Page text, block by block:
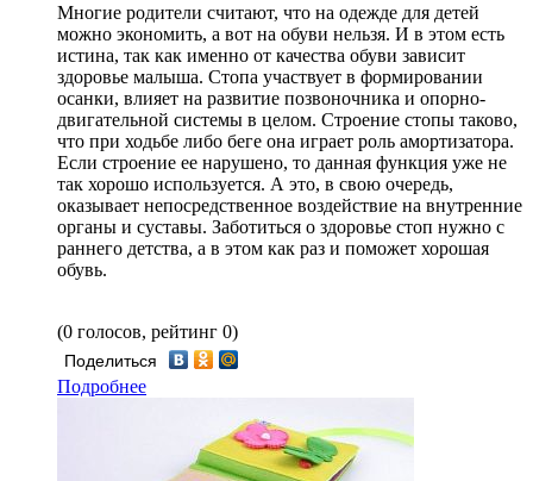
Многие родители считают, что на одежде для детей
можно экономить, а вот на обуви нельзя. И в этом есть
истина, так как именно от качества обуви зависит
здоровье малыша. Стопа участвует в формировании
осанки, влияет на развитие позвоночника и опорно-
двигательной системы в целом. Строение стопы таково,
что при ходьбе либо беге она играет роль амортизатора.
Если строение ее нарушено, то данная функция уже не
так хорошо используется. А это, в свою очередь,
оказывает непосредственное воздействие на внутренние
органы и суставы. Заботиться о здоровье стоп нужно с
раннего детства, а в этом как раз и поможет хорошая
обувь.
(0 голосов, рейтинг 0)
Поделиться
Подробнее